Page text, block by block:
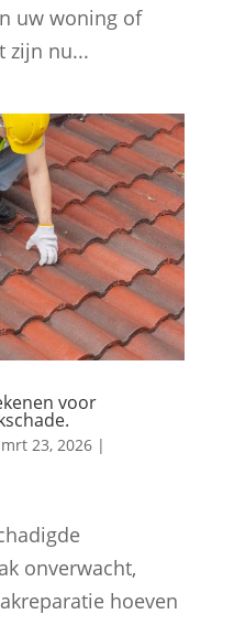
uw woning of
zijn nu...
voor
mrt 23, 2026|
onverwacht,
hoeven